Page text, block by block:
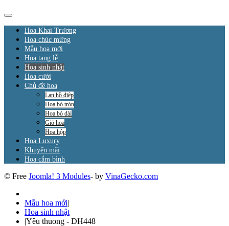
Hoa Khai Trương
Hoa chúc mừng
Mẫu hoa mới
Hoa tang lễ
Hoa sinh nhật
Hoa cưới
Chủ đề hoa
Lan hồ điệp
Hoa bó tròn
Hoa bó dài
Giỏ hoa
Hoa hộp
Hoa Luxury
Khuyến mãi
Hoa cắm bình
© Free Joomla! 3 Modules- by VinaGecko.com
Mẫu hoa mới|
Hoa sinh nhật
|Yêu thuong - DH448